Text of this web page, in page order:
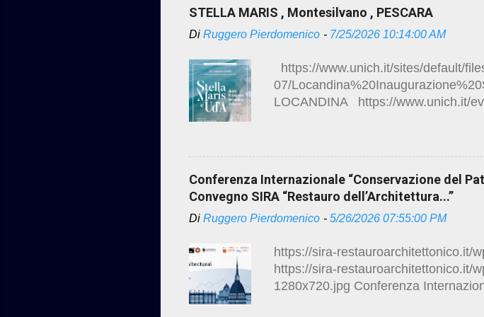
https://
pianella-pescara.html
STELLA MARIS , Montesilvano , PESCARA
Di Ruggero Pierdomenico - 7/25/2026 10:14:00 AM
https://www.unich.it/sites/default/
07/
LOCANDINA https://www.unich.it/
colonia a forma di aeroplano torna
D'Annunzio https://www.rainews.it/
taglio-nastro-inaugurazione-
90fd-ec0fce3d7b7b.html https://
content/uploads/2024/03/12-Stella-
https://
Conferenza Internazionale “Conservazione del
Convegno SIRA “Restauro dell’Architettura...”
Di Ruggero Pierdomenico - 5/26/2026 07:55:00 PM
https://sira-restauroarchitettonico.it/
https://sira-restauroarchitettonico.it/
1280x720.jpg Conferenza